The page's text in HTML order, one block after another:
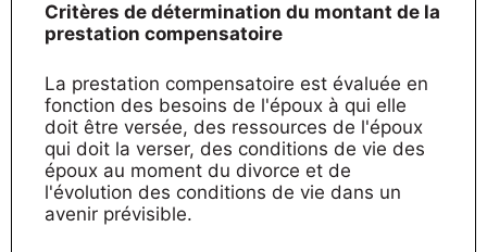
Critères de détermination du montant de la
prestation compensatoire
La prestation compensatoire est évaluée en
fonction des besoins de l'époux à qui elle
doit être versée, des ressources de l'époux
qui doit la verser, des conditions de vie des
époux au moment du divorce et de
l'évolution des conditions de vie dans un
avenir prévisible.